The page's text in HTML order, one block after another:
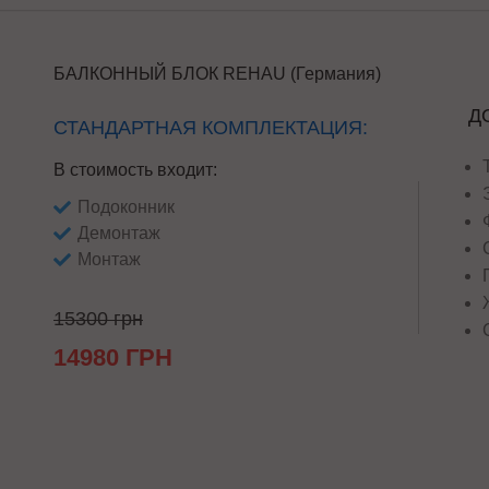
БАЛКОННЫЙ БЛОК REHAU (Германия)
СТАНДАРТНАЯ КОМПЛЕКТАЦИЯ:
В стоимость входит:
Подоконник
Демонтаж
Монтаж
15300 грн
14980 ГРН